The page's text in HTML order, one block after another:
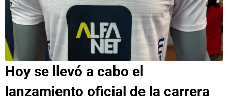
Hoy se llevó a cabo el
lanzamiento oficial de la carrera